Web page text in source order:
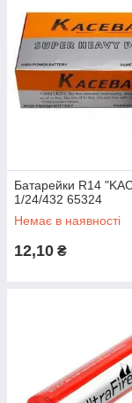
Батарейки R14
1/24/432 65324
Немає в наявності
12,10 ₴